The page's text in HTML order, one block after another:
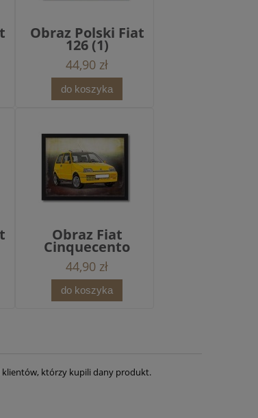
Obraz Polski Fiat
126 (1)
44,90 zł
do koszyka
Obraz Fiat
Cinquecento
44,90 zł
do koszyka
klientów, którzy kupili dany produkt.